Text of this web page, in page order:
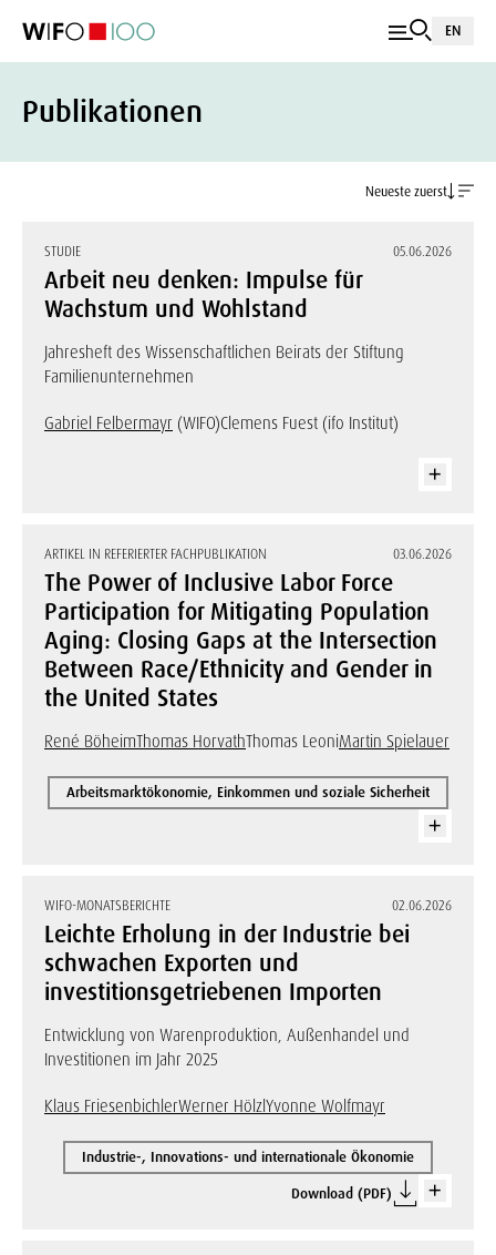
EN
Publikationen
Neueste zuerst
STUDIE 05.06.2026
Arbeit neu denken: Impulse für
Wachstum und Wohlstand
Jahresheft des Wissenschaftlichen Beirats der Stiftung
Familienunternehmen
Gabriel Felbermayr (WIFO)Clemens Fuest (ifo Institut)
ARTIKEL IN REFERIERTER FACHPUBLIKATION 03.06.2026
The Power of Inclusive Labor Force
Participation for Mitigating Population
Aging: Closing Gaps at the Intersection
Between Race/Ethnicity and Gender in
the United States
René BöheimThomas HorvathThomas LeoniMartin Spielauer
Arbeitsmarktökonomie, Einkommen und soziale Sicherheit
WIFO-MONATSBERICHTE 02.06.2026
Leichte Erholung in der Industrie bei
schwachen Exporten und
investitionsgetriebenen Importen
Entwicklung von Warenproduktion, Außenhandel und
Investitionen im Jahr 2025
Klaus FriesenbichlerWerner HölzlYvonne Wolfmayr
Industrie-, Innovations- und internationale Ökonomie
Download (PDF)